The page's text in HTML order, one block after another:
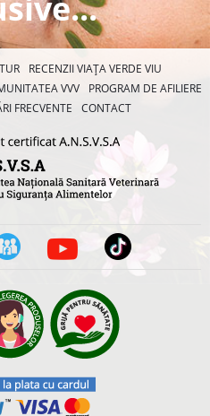
RECENZII VIAȚA VERDE VIU
VVV
PROGRAM DE AFILIERE
FRECVENTE CONTACT